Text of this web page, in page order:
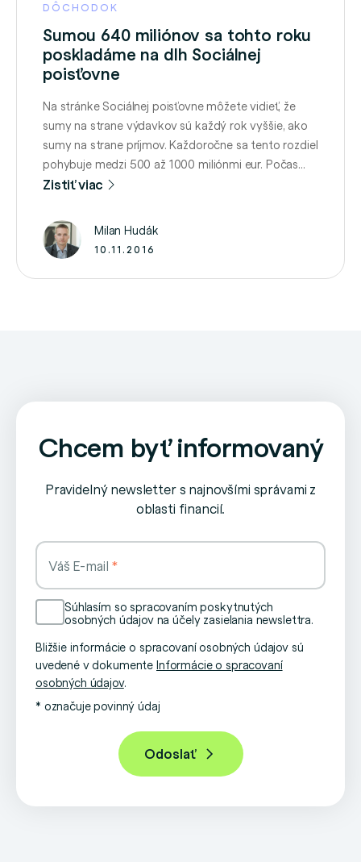
DÔCHODOK
Sumou 640 miliónov sa tohto roku
poskladáme na dlh Sociálnej
poisťovne
Na stránke Sociálnej poisťovne môžete vidieť, že
sumy na strane výdavkov sú každý rok vyššie, ako
sumy na strane príjmov. Každoročne sa tento rozdiel
pohybuje medzi 500 až 1000 miliónmi eur. Počas
posledných 10 rokov (2006-2015) je priemerný
na úrovni 755 mil. eur ročne.1 Viď grafy na konci
článku s výsledkami hospodárenia …
Zistiť viac
Milan Hudák
10.11.2016
Chcem byť informovaný
Pravidelný newsletter s najnovšími správami z
oblasti financií.
Váš E-mail
Súhlasím so spracovaním poskytnutých
osobných údajov na účely zasielania newslettra.
Bližšie informácie o spracovaní osobných údajov sú
uvedené v dokumente Informácie o spracovaní
osobných údajov.
* označuje povinný údaj